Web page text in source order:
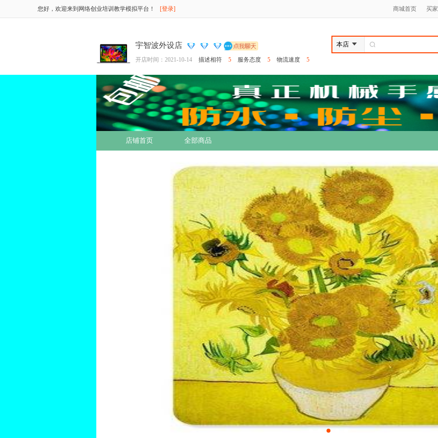
您好，欢迎来到网络创业培训教学模拟平台！ [登录] 商城首页 买
宇智波外设店
开店时间：2021-10-14 描述相符 5 服务态度 5 物流速度 5
店铺首页 全部商品